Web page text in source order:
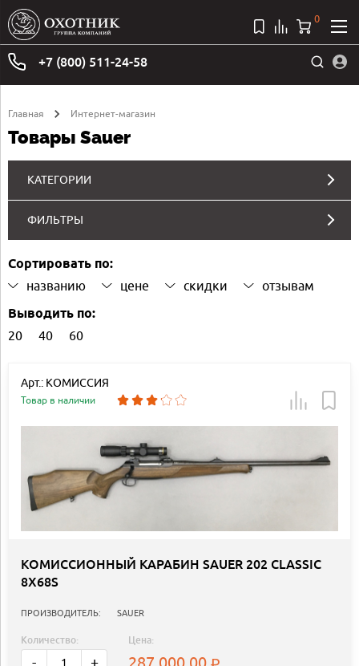
+7 (800) 511-24-58
0
Главная Интернет-магазин
Товары Sauer
КАТЕГОРИИ
ФИЛЬТРЫ
Сортировать по:
названию цене скидки отзывам
Выводить по:
20 40 60
Арт.: КОМИССИЯ
Товар в наличии
КОМИССИОННЫЙ КАРАБИН SAUER 202 CLASSIC
8X68S
ПРОИЗВОДИТЕЛЬ: SAUER
Количество:
- +
Цена:
287 000.00